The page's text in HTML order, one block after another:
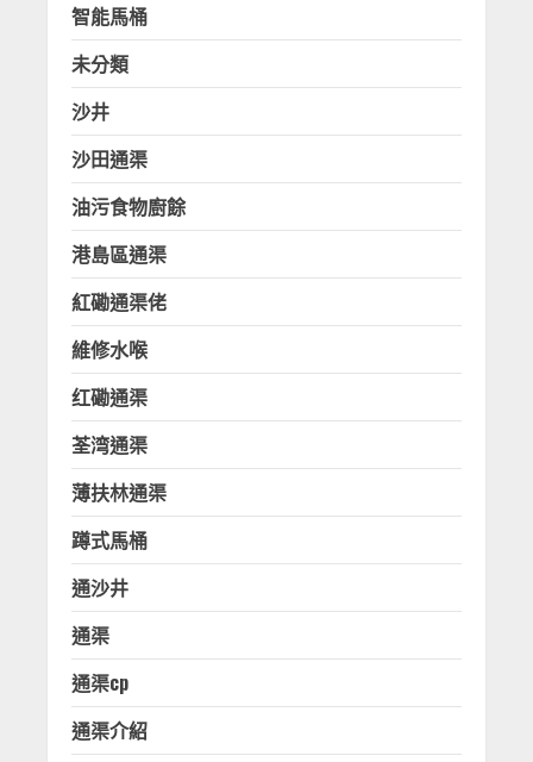
智能馬桶
未分類
沙井
沙田通渠
油污食物廚餘
港島區通渠
紅磡通渠佬
維修水喉
红磡通渠
荃湾通渠
薄扶林通渠
蹲式馬桶
通沙井
通渠
通渠cp
通渠介紹